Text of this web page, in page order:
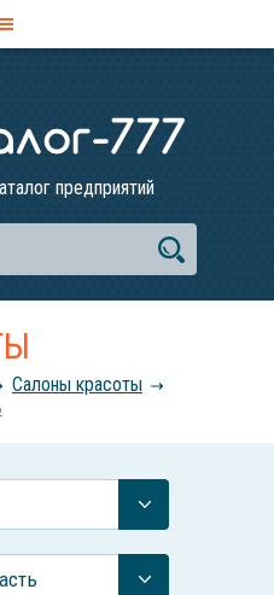
предприятий
Салоны красоты